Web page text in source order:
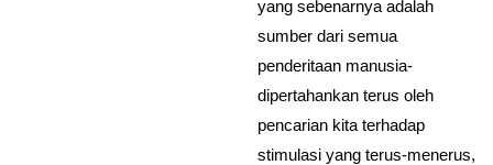
yang sebenarnya adalah
sumber dari semua
penderitaan manusia-
dipertahankan terus oleh
pencarian kita terhadap
stimulasi yang terus-menerus,